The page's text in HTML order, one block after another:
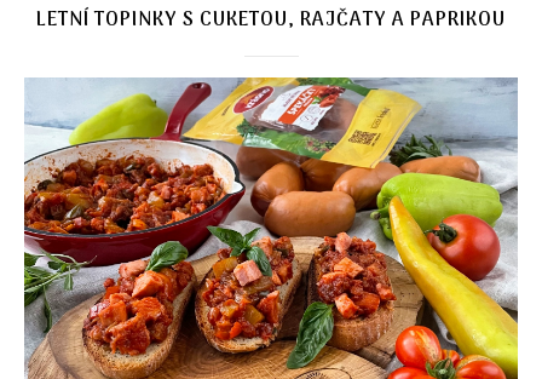
LETNÍ TOPINKY S CUKETOU, RAJČATY A PAPRIKOU